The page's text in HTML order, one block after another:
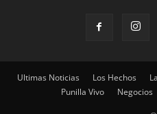
Ultimas Noticias Los Hechos
Punilla Vivo
Negocios